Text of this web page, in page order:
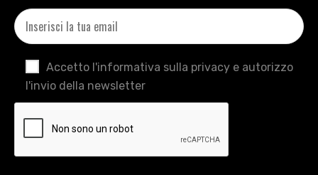
Accetto l'informativa sulla privacy e autorizzo
l'invio della newsletter